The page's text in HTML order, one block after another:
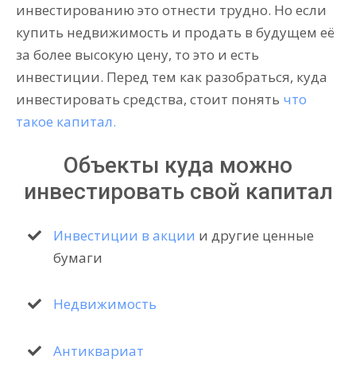
инвестированию это отнести трудно. Но если
купить недвижимость и продать в будущем её
за более высокую цену, то это и есть
инвестиции. Перед тем как разобраться, куда
инвестировать средства, стоит понять что
такое капитал.
Объекты куда можно
инвестировать свой капитал
Инвестиции в акции и другие ценные
бумаги
Недвижимость
Антиквариат